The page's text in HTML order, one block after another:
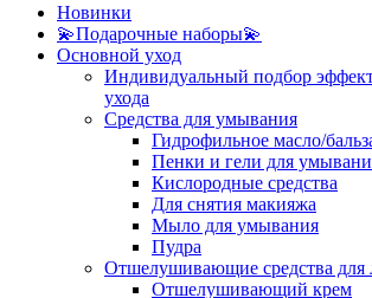
Новинки
💫Подарочные наборы💫
Основной уход
Индивидуальный подбор
ухода
Средства для умывания
Гидрофильное масло/
Пенки и гели для
Кислородные средства
Для снятия макияжа
Мыло для умывания
Пудра
Отшелушивающие средства для
Отшелушивающий крем